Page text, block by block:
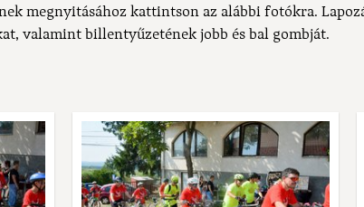
megnyitásához kattintson az alábbi fotókra.
valamint billentyűzetének jobb és bal gombját.